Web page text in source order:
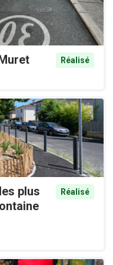
Réalisé
plus
Réalisé